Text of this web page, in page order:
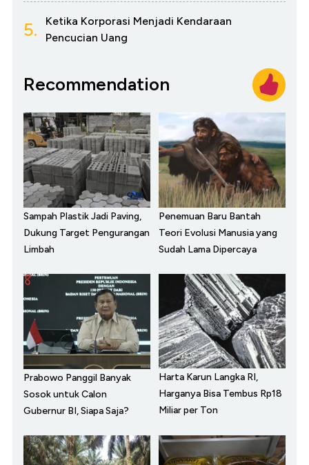
5.
Ketika Korporasi Menjadi Kendaraan
Pencucian Uang
Recommendation
Sampah Plastik Jadi Paving,
Dukung Target Pengurangan
Limbah
Penemuan Baru Bantah
Teori Evolusi Manusia yang
Sudah Lama Dipercaya
Prabowo Panggil Banyak
Sosok untuk Calon
Gubernur BI, Siapa Saja?
Harta Karun Langka RI,
Harganya Bisa Tembus Rp18
Miliar per Ton